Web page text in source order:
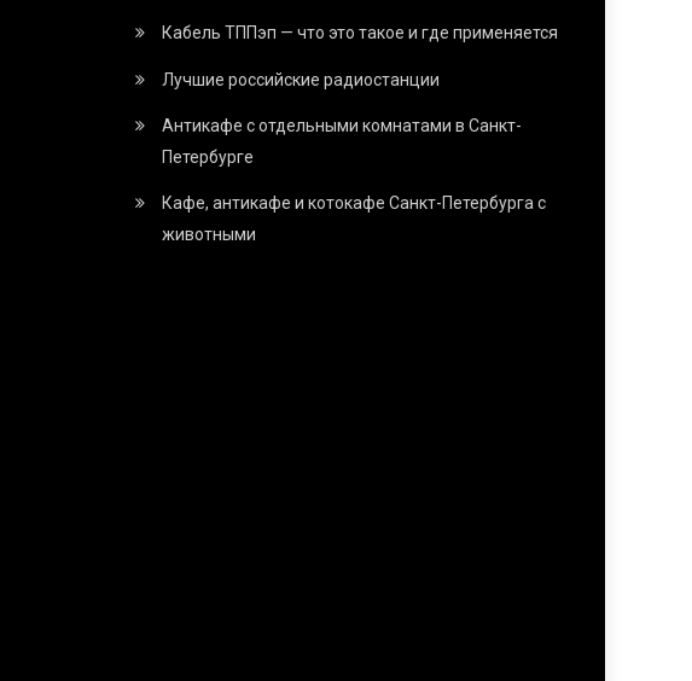
Кабель ТППэп — что это такое и где применяется
Лучшие российские радиостанции
Антикафе с отдельными комнатами в Санкт-
Петербурге
Кафе, антикафе и котокафе Санкт-Петербурга с
животными